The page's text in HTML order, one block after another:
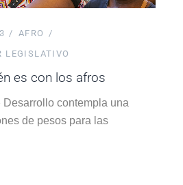
AFRO
LEGISLATIVO
es con los afros
contempla una
de pesos para las